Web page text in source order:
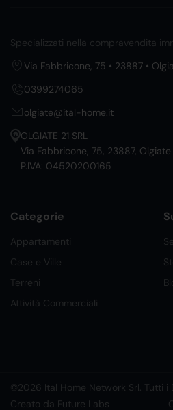
Specializzati nella compravendita
Via Fabbricone, 75 • 23887 •
0399274065
olgiate@ital-home.it
OLGIATE 21 SRL
Via Fabbricone, 75, 23887,
P.IVA: 04520200165
Categorie
Appartamenti
Case e Ville
Terreni
Attività Commerciali
©2026 Ital Home Network Srl. Tutti i
Creato da Future Labs